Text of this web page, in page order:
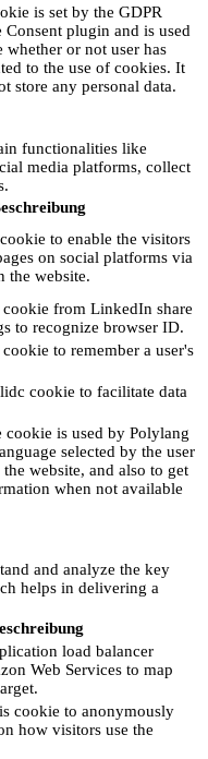
is set by the GDPR
Consent plugin and is used
whether or not user has
to the use of cookies. It
store any personal data.
functionalities like
media platforms, collect
to enable the visitors
on social platforms via
the website.
from LinkedIn share
to recognize browser ID.
to remember a user's
cookie to facilitate data
cookie is used by Polylang
selected by the user
website, and also to get
when not available
and analyze the key
helps in delivering a
load balancer
Web Services to map
cookie to anonymously
how visitors use the